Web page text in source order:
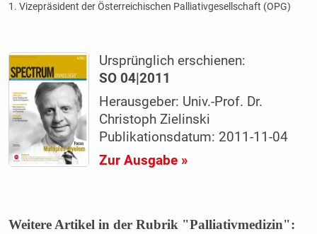
1. Vizepräsident der Österreichischen Palliativgesellschaft (OPG)
Ursprünglich erschienen:
SO 04|2011
Herausgeber: Univ.-Prof. Dr.
Christoph Zielinski
Publikationsdatum: 2011-11-04
Zur Ausgabe »
Weitere Artikel in der Rubrik "Palliativmedizin":